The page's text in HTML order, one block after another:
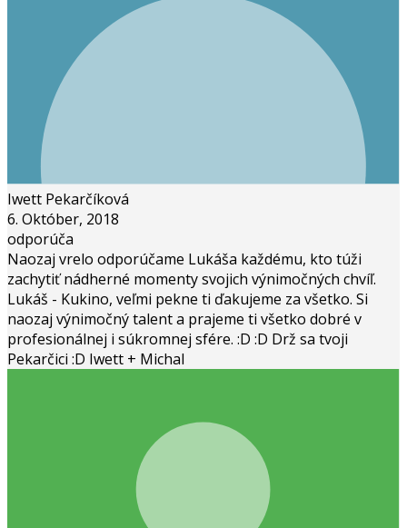
Iwett Pekarčíková
6. Október, 2018
odporúča
Naozaj vrelo odporúčame Lukáša každému, kto túži
zachytiť nádherné momenty svojich výnimočných chvíľ.
Lukáš - Kukino, veľmi pekne ti ďakujeme za všetko. Si
naozaj výnimočný talent a prajeme ti všetko dobré v
profesionálnej i súkromnej sfére. :D :D Drž sa tvoji
Pekarčici :D Iwett + Michal